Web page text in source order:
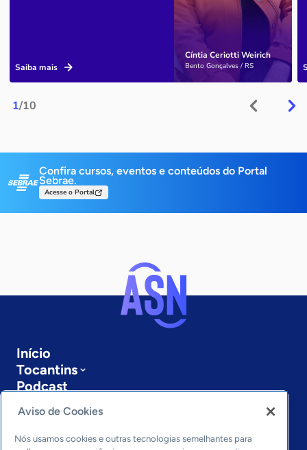
1/10
Cíntia Ceriotti Weirich
Bento Gonçalves / RS
Saiba mais
Confira cursos, eventos e conteúdos do Portal
Sebrae.
Acesse o Portal
Início
Tocantins
Podcast
Sobre a ASN
Últimas notícias
Entre em contato
Aviso de Cookies
Nós usamos cookies e outras tecnologias semelhantes para